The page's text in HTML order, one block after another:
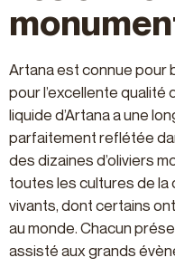
Artana est connue pour
pour l’excellente qualité
liquide d’Artana a une
parfaitement reflétée
des dizaines d’oliviers
toutes les cultures de la
vivants, dont certains
au monde. Chacun
assisté aux grands